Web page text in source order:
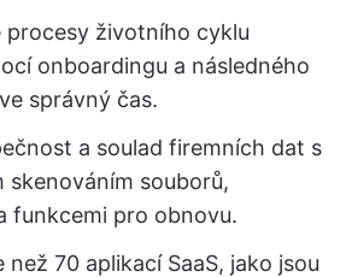
procesy životního cyklu
onboardingu a následného
správný čas.
a soulad firemních dat s
skenováním souborů,
funkcemi pro obnovu.
70 aplikací SaaS, jako jsou